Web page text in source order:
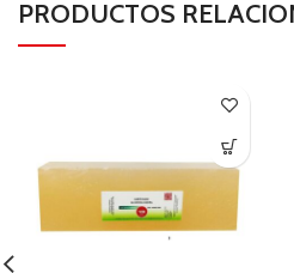
PRODUCTOS